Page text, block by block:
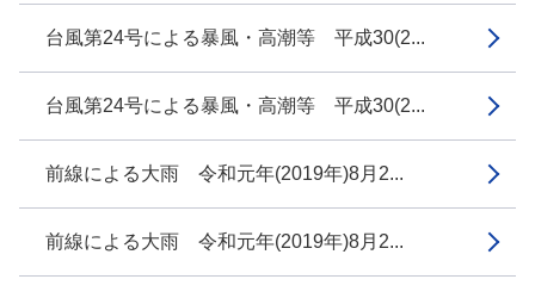
台風第24号による暴風・高潮等 平成30(2...
台風第24号による暴風・高潮等 平成30(2...
前線による大雨 令和元年(2019年)8月2...
前線による大雨 令和元年(2019年)8月2...